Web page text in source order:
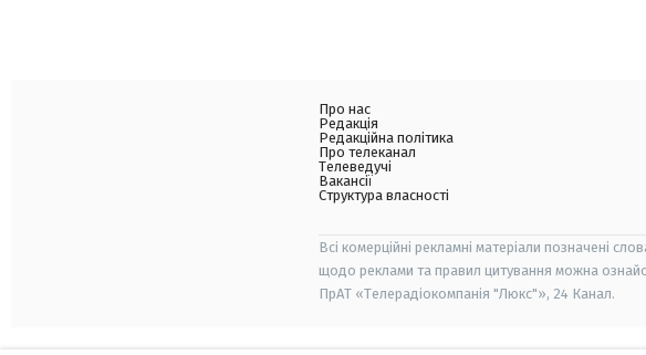
Про нас
Редакція
Редакційна політика
Про телеканал
Телеведучі
Вакансії
Структура власності
Всі комерційні рекламні матеріали позначені
щодо реклами та правил цитування можна
ПрАТ «Телерадіокомпанія "Люкс"», 24 Канал.